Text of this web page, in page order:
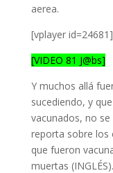
aerea.
[vplayer id=24681]
[VIDEO 81 J@bs]
Y muchos allá
sucediendo, y
vacunados, no
reporta sobre los
que fueron
muertas (INGLÉS).